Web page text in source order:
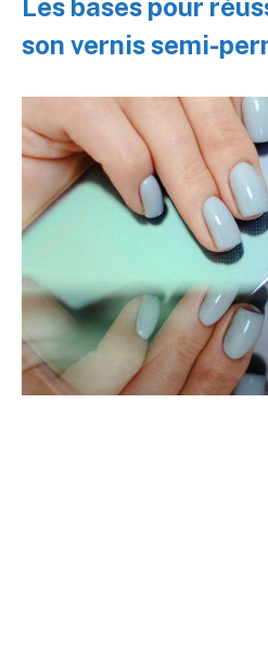
Les bases pour
son vernis semi-